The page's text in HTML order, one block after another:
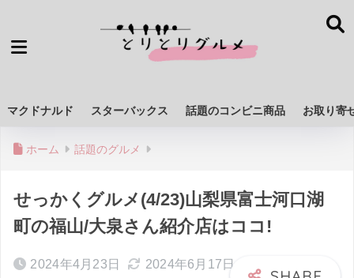
マクドナルド スターバックス 話題のコンビニ商品 お取り寄
ホーム 話題のグルメ
せっかくグルメ(4/23)山梨県富士河口湖
町の福山/大泉さん紹介店はココ!
2024年4月23日 2024年6月17日